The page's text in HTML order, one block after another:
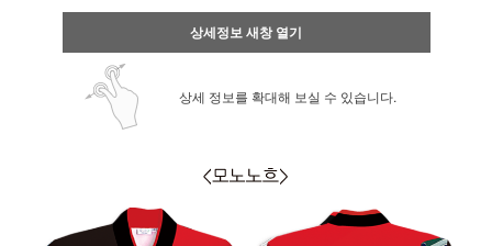
상세정보 새창 열기
상세 정보를 확대해 보실 수 있습니다.